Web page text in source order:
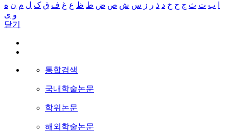
ب ت ث ج ح خ د ذ ر ز س ش ص ض ط ظ ع غ ف ق ک ل م ن ه
و ی
닫기
통합검색
국내학술논문
학위논문
해외학술논문